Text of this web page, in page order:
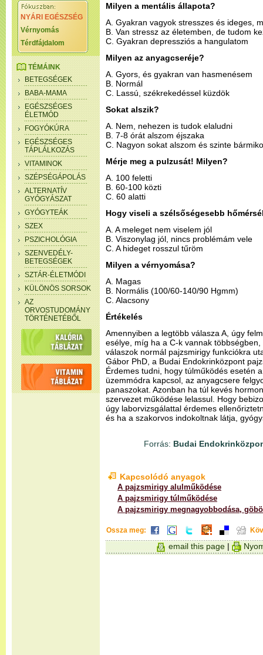
NYÁRI EGÉSZSÉG
Vérnyomás
Térdfájdalom
TÉMÁINK
BETEGSÉGEK
BABA-MAMA
EGÉSZSÉGES
ÉLETMÓD
FOGYÓKÚRA
EGÉSZSÉGES
TÁPLÁLKOZÁS
VITAMINOK
SZÉPSÉGÁPOLÁS
ALTERNATÍV
GYÓGYÁSZAT
GYÓGYTEÁK
SZEX
PSZICHOLÓGIA
SZENVEDÉLY-
BETEGSÉGEK
SZTÁR-ÉLETMÓDI
KÜLÖNÖS SORSOK
AZ
ORVOSTUDOMÁNY
TÖRTÉNETÉBŐL
Milyen a mentális állapota?
A. Gyakran vagyok stresszes és ideges,
B. Van stressz az életemben, de tudom
C. Gyakran depressziós a hangulatom
Milyen az anyagcseréje?
A. Gyors, és gyakran van hasmenésem
B. Normál
C. Lassú, székrekedéssel küzdök
Sokat alszik?
A. Nem, nehezen is tudok elaludni
B. 7-8 órát alszom éjszaka
C. Nagyon sokat alszom és szinte
Mérje meg a pulzusát! Milyen?
A. 100 feletti
B. 60-100 közti
C. 60 alatti
Hogy viseli a szélsőségesebb
A. A meleget nem viselem jól
B. Viszonylag jól, nincs problémám vele
C. A hideget rosszul tűröm
Milyen a vérnyomása?
A. Magas
B. Normális (100/60-140/90 Hgmm)
C. Alacsony
Értékelés
Amennyiben a legtöbb válasza A, úgy
esélye, míg ha a C-k vannak
válaszok normál pajzsmirigy funkciókra
Gábor PhD, a Budai Endokrinközpont
Érdemes tudni, hogy túlműködés esetén
üzemmódra kapcsol, az anyagcsere
panaszokat. Azonban ha túl kevés
szervezet működése lelassul. Hogy
úgy laborvizsgálattal érdemes
és ha a szakorvos indokoltnak látja,
Forrás: Budai
Kapcsolódó anyagok
A pajzsmirigy alulműködése
A pajzsmirigy túlműködése
A pajzsmirigy megnagyobbodása,
Ossza meg:
email this page |